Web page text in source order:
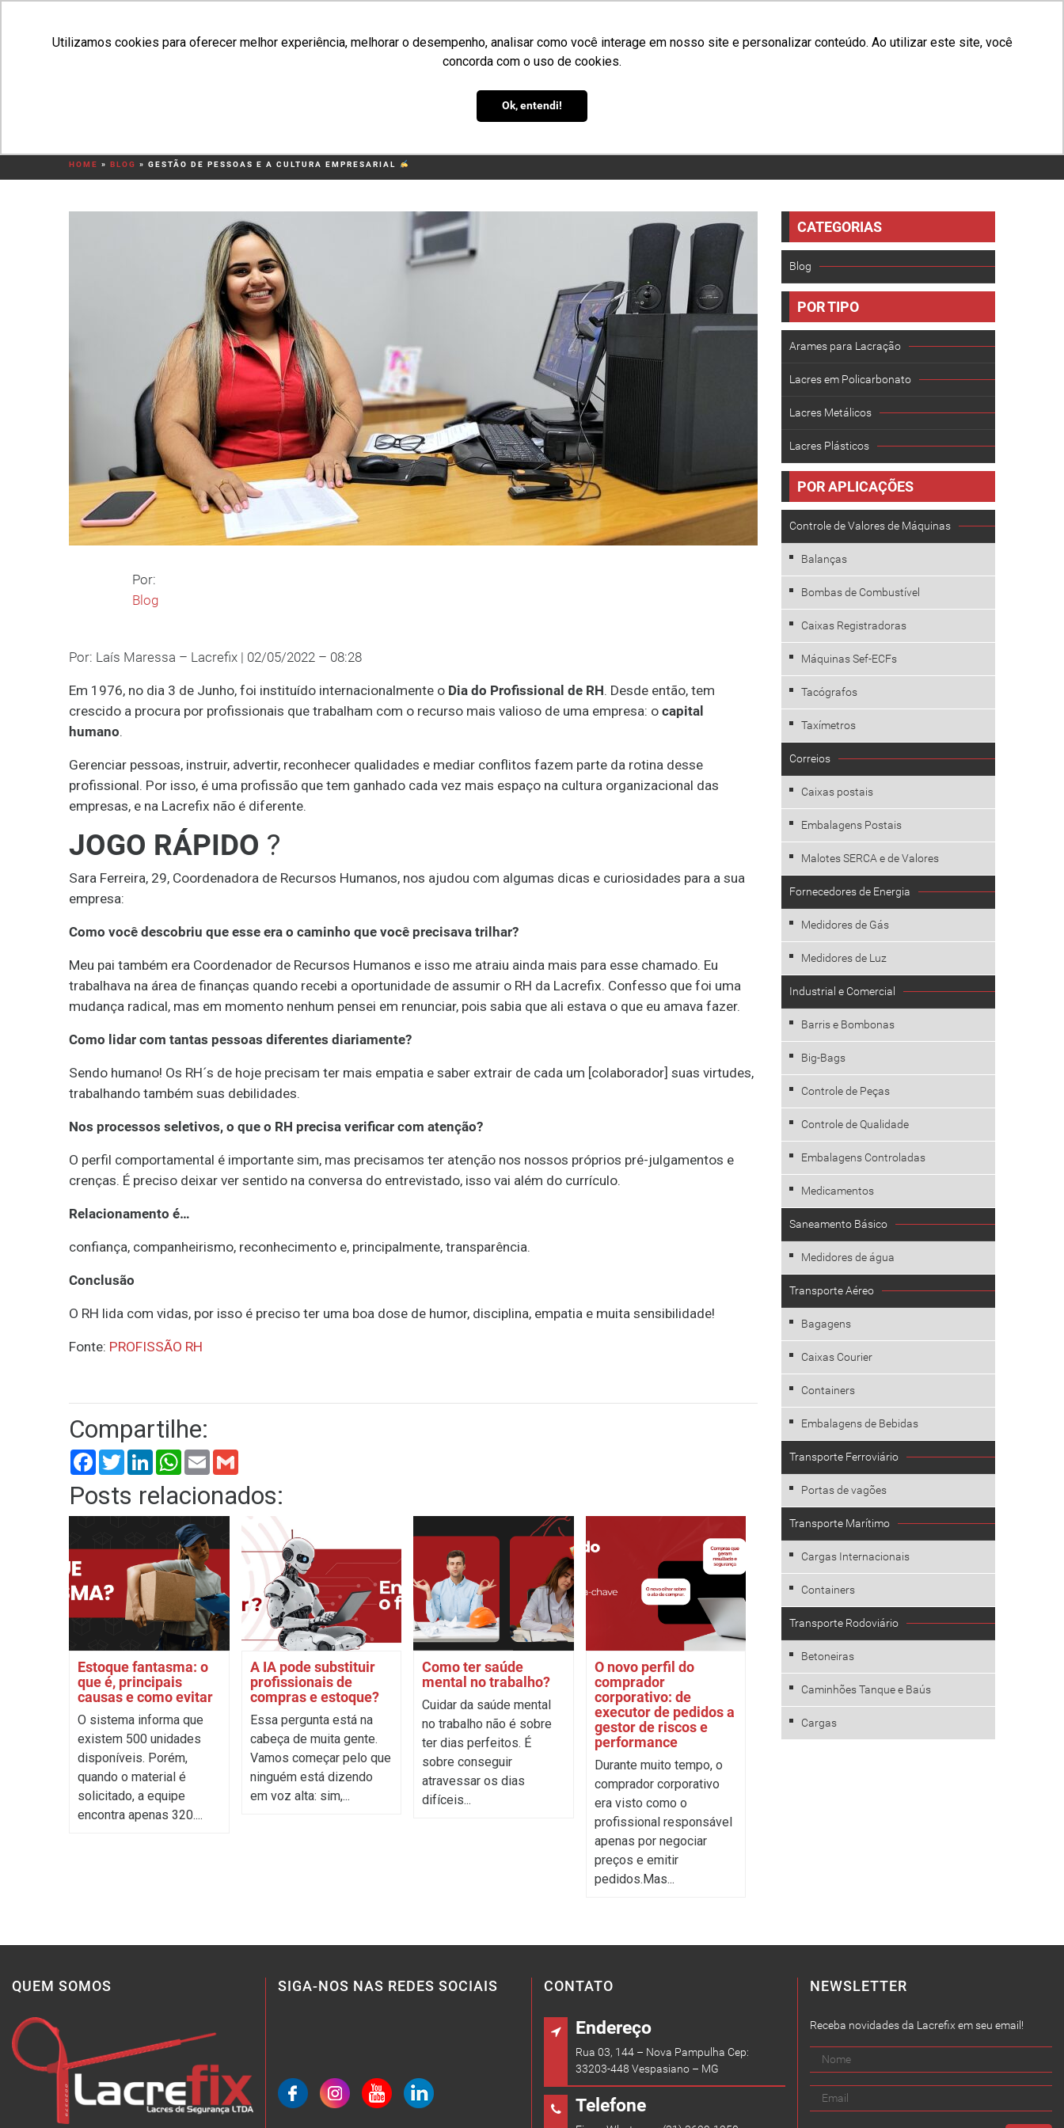
Utilizamos cookies para oferecer melhor experiência, melhorar o desempenho, analisar como você interage em nosso site e personalizar conteúdo. Ao utilizar este site, você
concorda com o uso de cookies.
Ok, entendi!
GESTÃO DE PESSOAS E A CULTURA EMPRESARIAL
HOME » BLOG » GESTÃO DE PESSOAS E A CULTURA EMPRESARIAL
Por:
Blog
Por: Laís Maressa – Lacrefix | 02/05/2022 – 08:28
Em 1976, no dia 3 de Junho, foi instituído internacionalmente o Dia do Profissional de RH. Desde então, tem
crescido a procura por profissionais que trabalham com o recurso mais valioso de uma empresa: o capital
humano.
Gerenciar pessoas, instruir, advertir, reconhecer qualidades e mediar conflitos fazem parte da rotina desse
profissional. Por isso, é uma profissão que tem ganhado cada vez mais espaço na cultura organizacional das
empresas, e na Lacrefix não é diferente.
JOGO RÁPIDO ?
Sara Ferreira, 29, Coordenadora de Recursos Humanos, nos ajudou com algumas dicas e curiosidades para a sua
empresa:
Como você descobriu que esse era o caminho que você precisava trilhar?
Meu pai também era Coordenador de Recursos Humanos e isso me atraiu ainda mais para esse chamado. Eu
trabalhava na área de finanças quando recebi a oportunidade de assumir o RH da Lacrefix. Confesso que foi uma
mudança radical, mas em momento nenhum pensei em renunciar, pois sabia que ali estava o que eu amava fazer.
Como lidar com tantas pessoas diferentes diariamente?
Sendo humano! Os RH´s de hoje precisam ter mais empatia e saber extrair de cada um [colaborador] suas virtudes,
trabalhando também suas debilidades.
Nos processos seletivos, o que o RH precisa verificar com atenção?
O perfil comportamental é importante sim, mas precisamos ter atenção nos nossos próprios pré-julgamentos e
crenças. É preciso deixar ver sentido na conversa do entrevistado, isso vai além do currículo.
Relacionamento é…
confiança, companheirismo, reconhecimento e, principalmente, transparência.
Conclusão
O RH lida com vidas, por isso é preciso ter uma boa dose de humor, disciplina, empatia e muita sensibilidade!
Fonte: PROFISSÃO RH
Compartilhe:
FacebookTwitterLinkedInWhatsApp
Email
Posts relacionados:
Estoque fantasma: o
que é, principais
causas e como evitar
O sistema informa que
existem 500 unidades
disponíveis. Porém,
quando o material é
solicitado, a equipe
encontra apenas 320....
A IA pode substituir
profissionais de
compras e estoque?
Essa pergunta está na
cabeça de muita gente.
Vamos começar pelo que
ninguém está dizendo
em voz alta: sim,...
Como ter saúde
mental no trabalho?
Cuidar da saúde mental
no trabalho não é sobre
ter dias perfeitos. É
sobre conseguir
atravessar os dias
difíceis...
O novo perfil do
comprador
corporativo: de
executor de pedidos a
gestor de riscos e
performance
Durante muito tempo, o
comprador corporativo
era visto como o
profissional responsável
apenas por negociar
preços e emitir
pedidos.Mas...
CATEGORIAS
Blog
POR TIPO
Arames para Lacração
Lacres em Policarbonato
Lacres Metálicos
Lacres Plásticos
POR APLICAÇÕES
Controle de Valores de Máquinas
Balanças
Bombas de Combustível
Caixas Registradoras
Máquinas Sef-ECFs
Tacógrafos
Taxímetros
Correios
Caixas postais
Embalagens Postais
Malotes SERCA e de Valores
Fornecedores de Energia
Medidores de Gás
Medidores de Luz
Industrial e Comercial
Barris e Bombonas
Big-Bags
Controle de Peças
Controle de Qualidade
Embalagens Controladas
Medicamentos
Saneamento Básico
Medidores de água
Transporte Aéreo
Bagagens
Caixas Courier
Containers
Embalagens de Bebidas
Transporte Ferroviário
Portas de vagões
Transporte Marítimo
Cargas Internacionais
Containers
Transporte Rodoviário
Betoneiras
Caminhões Tanque e Baús
Cargas
QUEM SOMOS SIGA-NOS NAS REDES SOCIAIS CONTATO
Endereço
Rua 03, 144 – Nova Pampulha Cep:
33203-448 Vespasiano – MG
Telefone
NEWSLETTER
Receba novidades da Lacrefix em seu email!